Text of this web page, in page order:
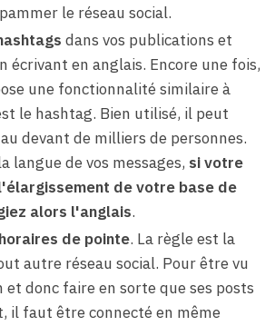
le réseau social.
dans vos publications et
écrivant en anglais. Encore une fois,
une fonctionnalité similaire à
le hashtag. Bien utilisé, il peut
devant de milliers de personnes.
langue de vos messages, si votre
de votre base de
alors l'anglais.
de pointe. La règle est la
autre réseau social. Pour être vu
et donc faire en sorte que ses posts
il faut être connecté en même